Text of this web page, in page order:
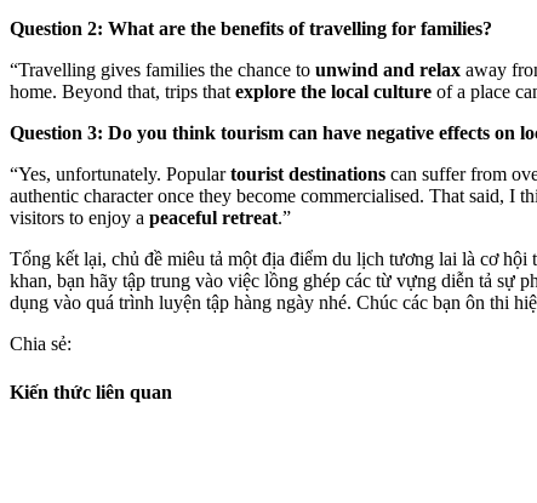
Question 2: What are the benefits of travelling for families?
“Travelling gives families the chance to unwind and relax away
home. Beyond that, trips thatexplore the local culture of a place
Question 3: Do you think tourism can have negative effects on
“Yes, unfortunately. Populartourist destinations can suffer from
authentic character once they become commercialised. That said, I
visitors to enjoy a peaceful retreat.”
Tổng kết lại, chủ đề miêu tả một địa điểm du lịch tương lai là cơ
khan, bạn hãy tập trung vào việc lồng ghép các từ vựng diễn tả sự
dụng vào quá trình luyện tập hàng ngày nhé. Chúc các bạn ôn thi
Chia sẻ:
Kiến thức liên quan